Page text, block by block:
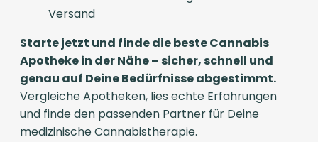
Versand
Starte jetzt und finde die beste Cannabis
Apotheke in der Nähe – sicher, schnell und
genau auf Deine Bedürfnisse abgestimmt.
Vergleiche Apotheken, lies echte Erfahrungen
und finde den passenden Partner für Deine
medizinische Cannabistherapie.